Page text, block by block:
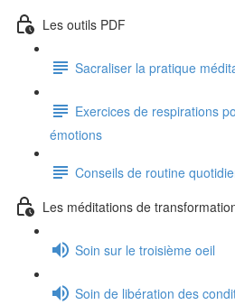
Les outils PDF
Sacraliser la pratique
Exercices de respirations
émotions
Conseils de routine
Les méditations de
Soin sur le troisième oeil
Soin de libération des